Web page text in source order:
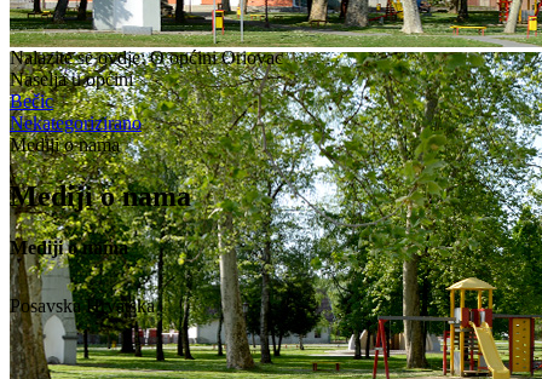
Nalazite se ovdje:O općini Oriovac
Naselja u općini
Bečic
Nekategorizirano
Mediji o nama
Mediji o nama
Mediji o nama
Posavska Hrvatska